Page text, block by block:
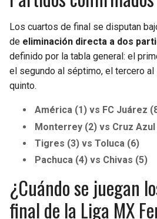
Los cuartos de final se disputan
de eliminación directa a dos
definido por la tabla general: el
el segundo al séptimo, el tercero al
quinto.
América (1) vs FC Juárez
Monterrey (2) vs Cruz Azul
Tigres (3) vs Toluca (6)
Pachuca (4) vs Chivas (5)
¿Cuándo se juegan
final de la Liga MX